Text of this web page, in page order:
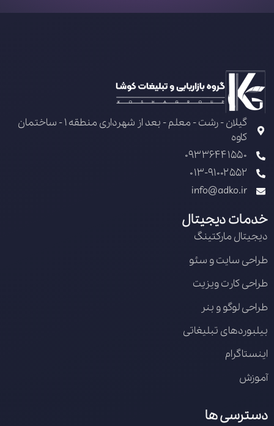
گیلان - رشت - معلم - بعد از شهرداری منطقه 1 - ساختمان
کاوه
09336441550
013-91002552
info@adko.ir
خدمات دیجیتال
دیجیتال مارکتینگ
طراحی سایت و سئو
طراحی کارت ویزیت
طراحی لوگو و بنر
بیلبوردهای تبلیغاتی
اینستاگرام
آموزش
دسترسی ها